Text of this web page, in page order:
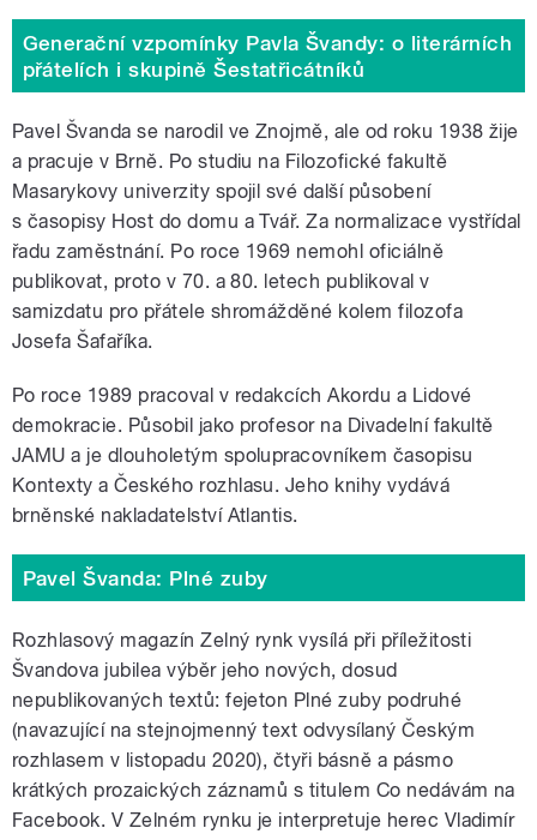
Generační vzpomínky Pavla Švandy: o literárních
přátelích i skupině Šestatřicátníků
Pavel Švanda se narodil ve Znojmě, ale od roku 1938 žije
a pracuje v Brně. Po studiu na Filozofické fakultě
Masarykovy univerzity spojil své další působení
s časopisy Host do domu a Tvář. Za normalizace vystřídal
řadu zaměstnání. Po roce 1969 nemohl oficiálně
publikovat, proto v 70. a 80. letech publikoval v
samizdatu pro přátele shromážděné kolem filozofa
Josefa Šafaříka.
Po roce 1989 pracoval v redakcích Akordu a Lidové
demokracie. Působil jako profesor na Divadelní fakultě
JAMU a je dlouholetým spolupracovníkem časopisu
Kontexty a Českého rozhlasu. Jeho knihy vydává
brněnské nakladatelství Atlantis.
Pavel Švanda: Plné zuby
Rozhlasový magazín Zelný rynk vysílá při příležitosti
Švandova jubilea výběr jeho nových, dosud
nepublikovaných textů: fejeton Plné zuby podruhé
(navazující na stejnojmenný text odvysílaný Českým
rozhlasem v listopadu 2020), čtyři básně a pásmo
krátkých prozaických záznamů s titulem Co nedávám na
Facebook. V Zelném rynku je interpretuje herec Vladimír